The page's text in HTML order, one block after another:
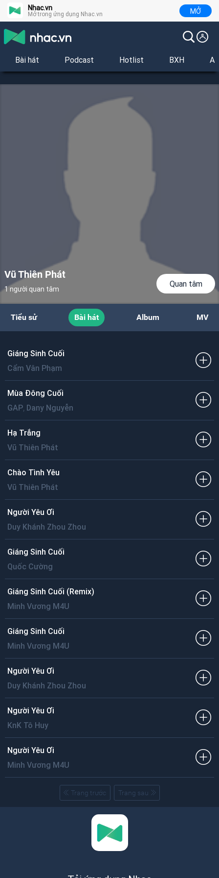
Nhac.vn
Mở trong ứng dụng Nhac.vn MỞ
Bài hát Podcast Hotlist BXH
Vũ Thiên Phát
1 người quan tâm
Quan tâm
Tiểu sử Bài hát Album MV
Giáng Sinh Cuối
Cẩm Vân Phạm
Mùa Đông Cuối
GAP, Dany Nguyễn
Hạ Trắng
Vũ Thiên Phát
Chào Tình Yêu
Vũ Thiên Phát
Người Yêu Ơi
Duy Khánh Zhou Zhou
Giáng Sinh Cuối
Quốc Cường
Giáng Sinh Cuối (Remix)
Minh Vương M4U
Giáng Sinh Cuối
Minh Vương M4U
Người Yêu Ơi
Duy Khánh Zhou Zhou
Người Yêu Ơi
KnK Tô Huy
Người Yêu Ơi
Minh Vương M4U
Trang trước Trang sau